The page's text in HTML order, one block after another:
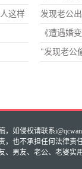
这样 发现老公
《遭遇婚
"发现老公
如侵权请联系
，也不承担任何法律责
男友、老公、老婆实